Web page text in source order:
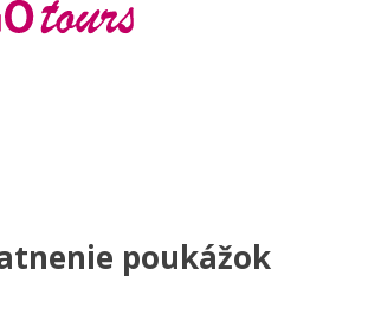
kluby
poukážok